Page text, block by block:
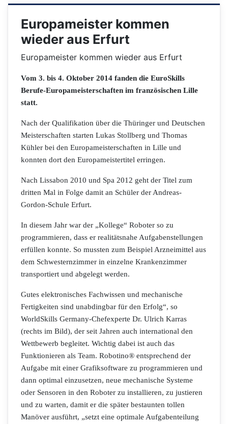
Europameister kommen
wieder aus Erfurt
Europameister kommen wieder aus Erfurt
Vom 3. bis 4. Oktober 2014 fanden die EuroSkills
Berufe-Europameisterschaften im französischen Lille
statt.
Nach der Qualifikation über die Thüringer und Deutschen
Meisterschaften starten Lukas Stollberg und Thomas
Kühler bei den Europameisterschaften in Lille und
konnten dort den Europameistertitel erringen.
Nach Lissabon 2010 und Spa 2012 geht der Titel zum
dritten Mal in Folge damit an Schüler der Andreas-
Gordon-Schule Erfurt.
In diesem Jahr war der „Kollege“ Roboter so zu
programmieren, dass er realitätsnahe Aufgabenstellungen
erfüllen konnte. So mussten zum Beispiel Arzneimittel aus
dem Schwesternzimmer in einzelne Krankenzimmer
transportiert und abgelegt werden.
Gutes elektronisches Fachwissen und mechanische
Fertigkeiten sind unabdingbar für den Erfolg“, so
WorldSkills Germany-Chefexperte Dr. Ulrich Karras
(rechts im Bild), der seit Jahren auch international den
Wettbewerb begleitet. Wichtig dabei ist auch das
Funktionieren als Team. Robotino® entsprechend der
Aufgabe mit einer Grafiksoftware zu programmieren und
dann optimal einzusetzen, neue mechanische Systeme
oder Sensoren in den Roboter zu installieren, zu justieren
und zu warten, damit er die später bestaunten tollen
Manöver ausführt, „setzt eine optimale Aufgabenteilung